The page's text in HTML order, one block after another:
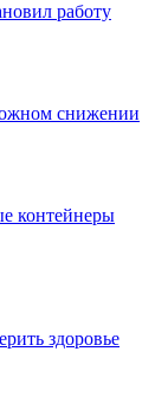
работу
снижении
контейнеры
здоровье